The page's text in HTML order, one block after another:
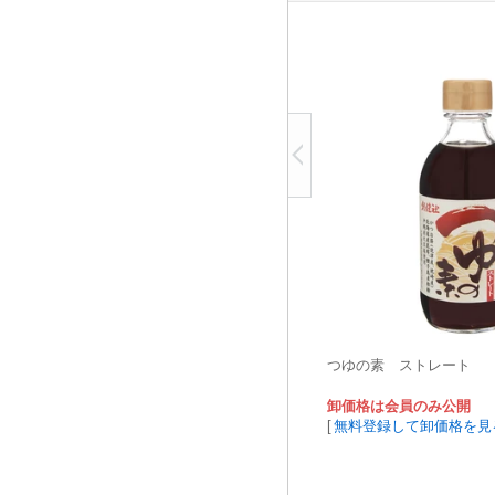
つゆの素 ストレート
卸価格は会員のみ公開
[無料登録して卸価格を見